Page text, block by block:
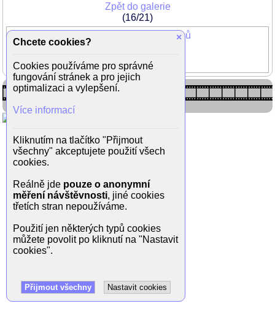
Zpět do galerie
(16/21)
Doktor od jezera Hrochů
Jaroslav Šmíd
×
Chcete cookies?
Cookies používáme pro správné
fungování stránek a pro jejich
optimalizaci a vylepšení.
Více informací
Kliknutím na tlačítko "Přijmout
všechny" akceptujete použití všech
cookies.
Reálně jde pouze o anonymní
měření návštěvnosti, jiné cookies
třetích stran nepoužíváme.
Použití jen některých typů cookies
můžete povolit po kliknutí na "Nastavit
cookies".
Přijmout všechny Nastavit cookies